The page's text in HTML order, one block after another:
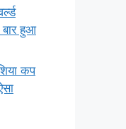
बार हुआ
कप